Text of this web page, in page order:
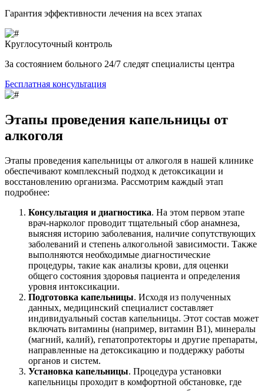
Гарантия эффективности лечения на всех этапах
Круглосуточный контроль
За состоянием больного 24/7 следят специалисты центра
Бесплатная консультация
Этапы проведения капельницы от
алкоголя
Этапы проведения капельницы от алкоголя в нашей клинике
обеспечивают комплексный подход к детоксикации и
восстановлению организма. Рассмотрим каждый этап
подробнее:
Консультация и диагностика. На этом первом этапе
врач-нарколог проводит тщательный сбор анамнеза,
выясняя историю заболевания, наличие сопутствующих
заболеваний и степень алкогольной зависимости. Также
выполняются необходимые диагностические
процедуры, такие как анализы крови, для оценки
общего состояния здоровья пациента и определения
уровня интоксикации.
Подготовка капельницы. Исходя из полученных
данных, медицинский специалист составляет
индивидуальный состав капельницы. Этот состав может
включать витамины (например, витамин B1), минералы
(магний, калий), гепатопротекторы и другие препараты,
направленные на детоксикацию и поддержку работы
органов и систем.
Установка капельницы. Процедура установки
капельницы проходит в комфортной обстановке, где